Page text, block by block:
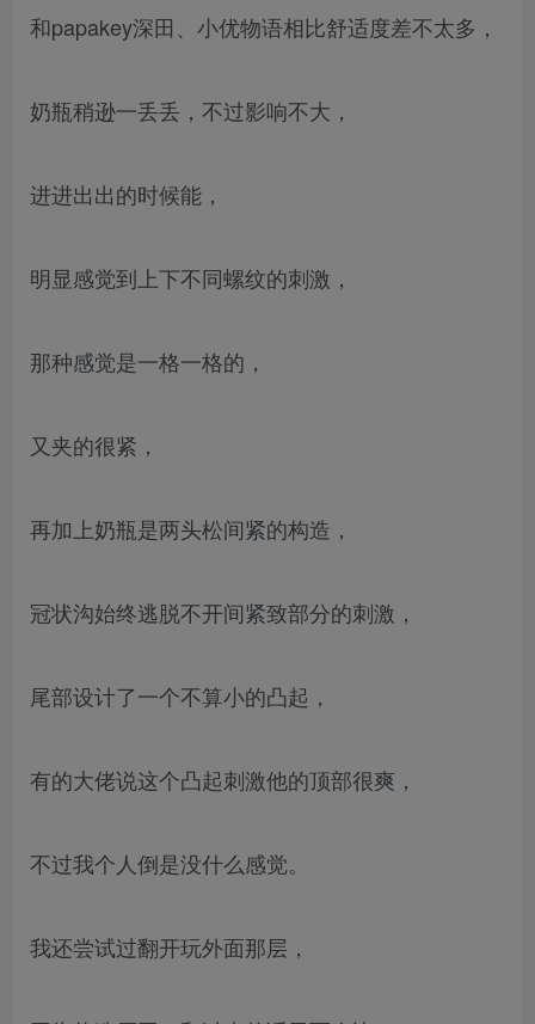
和papakey深田、小优物语相比舒适度差不太多，
奶瓶稍逊一丢丢，不过影响不大，
进进出出的时候能，
明显感觉到上下不同螺纹的刺激，
那种感觉是一格一格的，
又夹的很紧，
再加上奶瓶是两头松间紧的构造，
冠状沟始终逃脱不开间紧致部分的刺激，
尾部设计了一个不算小的凸起，
有的大佬说这个凸起刺激他的顶部很爽，
不过我个人倒是没什么感觉。
我还尝试过翻开玩外面那层，